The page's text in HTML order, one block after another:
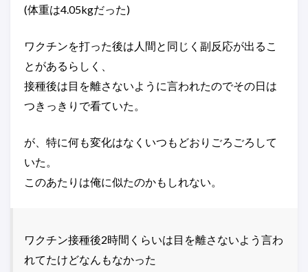
(体重は4.05kgだった)
ワクチンを打った後は人間と同じく副反応が出るこ
とがあるらしく、
接種後は目を離さないように言われたのでその日は
つきっきりで看ていた。
が、特に何も変化はなくいつもどおりごろごろして
いた。
このあたりは俺に似たのかもしれない。
ワクチン接種後2時間くらいは目を離さないよう言わ
れてたけどなんもなかった